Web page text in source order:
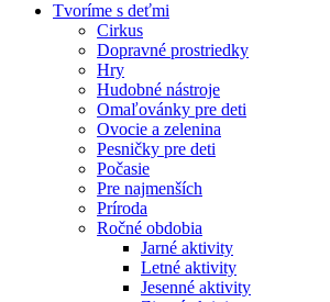
Tvoríme s deťmi
Cirkus
Dopravné prostriedky
Hry
Hudobné nástroje
Omaľovánky pre deti
Ovocie a zelenina
Pesničky pre deti
Počasie
Pre najmenších
Príroda
Ročné obdobia
Jarné aktivity
Letné aktivity
Jesenné aktivity